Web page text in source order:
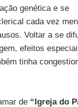
genética e se
cada vez
Voltar a se
efeitos
tinha
de“Igreja do